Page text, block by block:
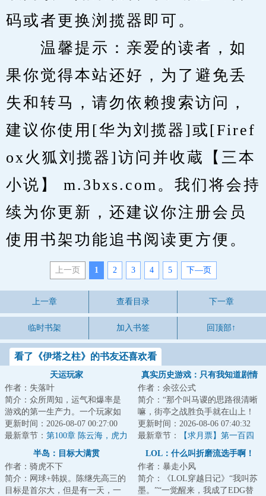
码或者更换浏揽器即可。
温馨提示：亲爱的读者，如
果你觉得本站还好，为了避免丢
失和转马，请勿依赖搜索访问，
建议你使用[华为刘揽器]或[Firef
ox火狐刘揽器]访问并收蔵【三本
小说】 m.3bxs.com。我们将会持
续为你更新，还建议你注册会员
使用书架功能追书阅读更方便。
上一页 1 2 3 4 5 下—页
上一章 查看目录 下一章
临时书架 加入书签 回顶部↑
看了《伊塔之柱》的书友还喜欢看
天运玩家
作者：失落叶
简介：众所周知，运气和爆率是
游戏的第一生产力。一个玩家如
果失去运气，将举步维艰。而
我，气运加身，天...
更新时间：2026-08-07 00:27:00
最新章节： 第100章 陈云海，虎力
lv4！（2更）
真实历史游戏：只有我知道剧情
作者：余弦公式
简介：“那个叫马谡的思路很清晰
嘛，街亭之战胜负手就在山上！
连山都不敢占的，都是庸才，根
本不足为虑！...
更新时间：2026-08-06 07:40:32
最新章节：
【求月票】第一百四
十八章 名望结算！
半岛：目标大满贯
作者：骑虎不下
简介：网球+韩娱。陈继先高三的
目标是首尔大，但是有一天，一
LOL：什么叫折磨流选手啊！
作者：暴走小风
简介：《LOL穿越日记》“我叫苏
墨。”“一觉醒来，我成了EDG替